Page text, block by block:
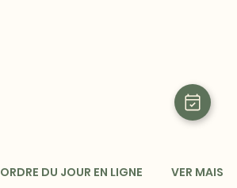
ORDRE DU JOUR EN LIGNE VER MAIS